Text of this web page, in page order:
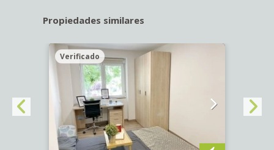
Propiedades similares
Verificado